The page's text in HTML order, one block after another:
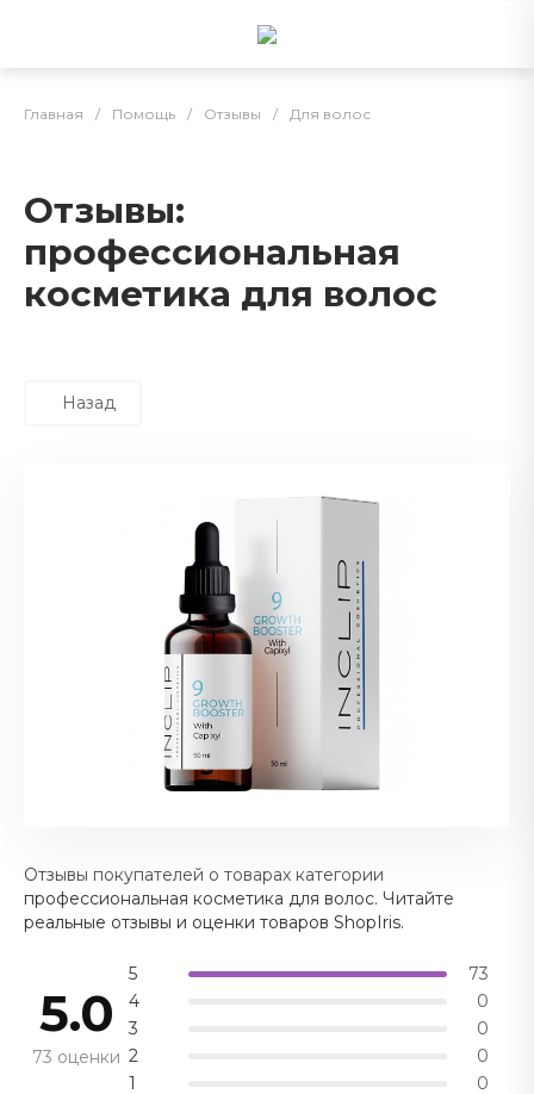
Главная / Помощь / Отзывы / Для волос
Отзывы:
профессиональная
косметика для волос
Назад
Отзывы покупателей о товарах категории
профессиональная косметика для волос. Читайте
реальные отзывы и оценки товаров ShopIris.
5.0
73 оценки
5
73
4
0
3
0
2
0
1
0